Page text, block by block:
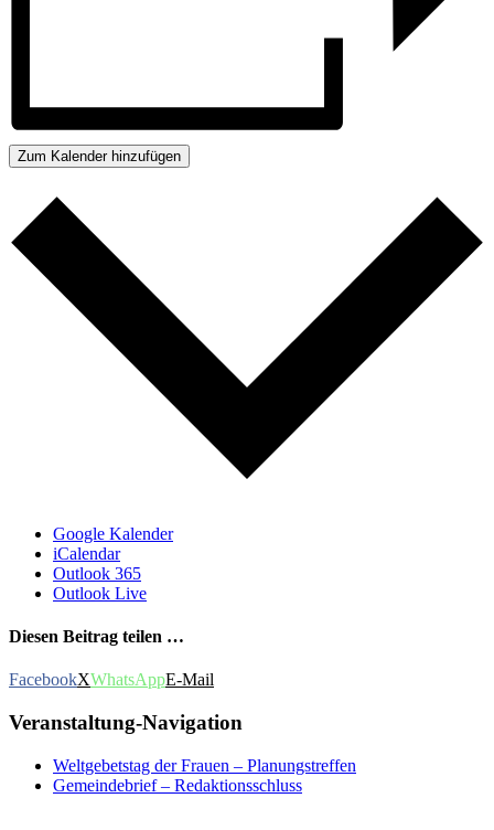
Zum Kalender hinzufügen
Google Kalender
iCalendar
Outlook 365
Outlook Live
Diesen Beitrag teilen …
FacebookXWhatsAppE-Mail
Veranstaltung-Navigation
Weltgebetstag der Frauen – Planungstreffen
Gemeindebrief – Redaktionsschluss